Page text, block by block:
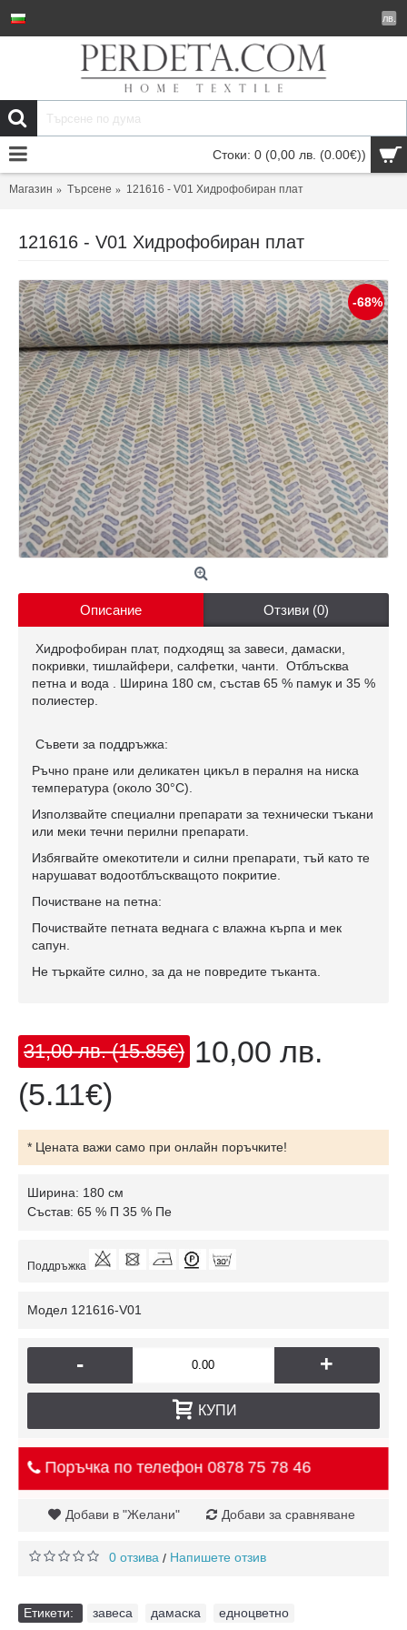
лв.
Стоки: 0 (0,00 лв. (0.00€))
Магазин Търсене 121616 - V01 Хидрофобиран плат
121616 - V01 Хидрофобиран плат
-68%
Описание Отзиви (0)
Хидрофобиран плат, подходящ за завеси, дамаски,
покривки, тишлайфери, салфетки, чанти. Отблъсква
петна и вода . Ширина 180 см, състав 65 % памук и 35 %
полиестер.
Съвети за поддръжка:
Ръчно пране или деликатен цикъл в пералня на ниска
температура (около 30°C).
Използвайте специални препарати за технически тъкани
или меки течни перилни препарати.
Избягвайте омекотители и силни препарати, тъй като те
нарушават водоотблъскващото покритие.
Почистване на петна:
Почиствайте петната веднага с влажна кърпа и мек
сапун.
Не търкайте силно, за да не повредите тъканта.
31,00 лв.(15.85€) 10,00 лв.
(5.11€)
* Цената важи само при онлайн поръчките!
Ширина: 180 см
Състав: 65 % П 35 % Пе
Поддръжка
Модел 121616-V01
- +
КУПИ
Поръчка по телефон 0878 75 78 46
Добави в "Желани" Добави за сравняване
0 отзива / Напишете отзив
Етикети: завеса дамаска едноцветно